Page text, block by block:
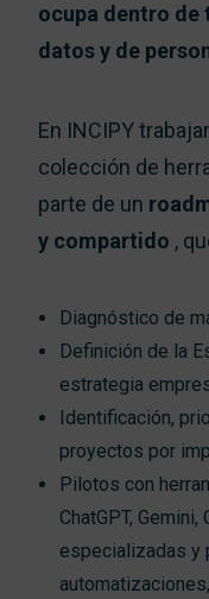
ocupa dentro de
datos y de
En INCIPY
colección de
parte de un
y compartido ,
Diagnóstico de
Definición de la
estrategia
Identificación,
proyectos por
Pilotos con
ChatGPT,
especializadas y